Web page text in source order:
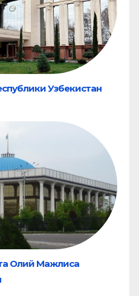
Узбекистан
Олий Мажлиса